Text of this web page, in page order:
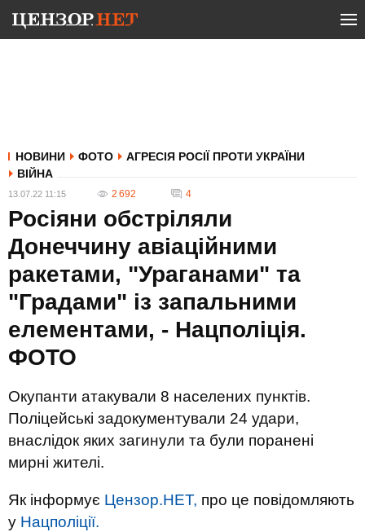
НОВИНИ ФОТО
АГРЕСІЯ РОСІЇ ПРОТИ УКРАЇНИ
ВІЙНА
13.07.22 11:15 2 692 4
Росіяни обстріляли
Донеччину авіаційними
ракетами, "Ураганами" та
"Градами" із запальними
елементами, - Нацполіція.
ФОТО
Окупанти атакували 8 населених пунктів.
Поліцейські задокументували 24 удари,
внаслідок яких загинули та були поранені
мирні жителі.
Як інформує Цензор.НЕТ, про це повідомляють
у Нацполіції.